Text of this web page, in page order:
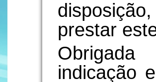
prestar
indicação